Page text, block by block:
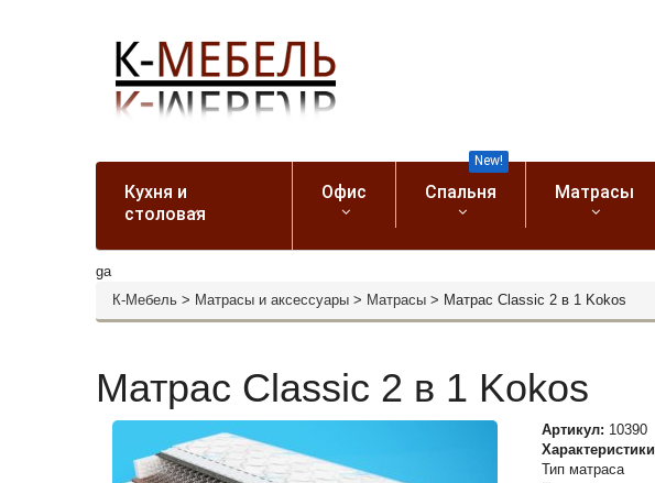
Кухня и
столовая
Офис Спальня
New!
Матрасы
ga
К-Мебель > Матрасы и аксессуары > Матрасы > Матрас Classic 2 в 1 Kokos
Матрас Classic 2 в 1 Kokos
Артикул: 10390
Характеристики
Тип матраса